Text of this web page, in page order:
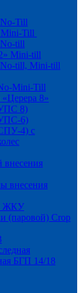
Till
Mini-Till
till
Mini-till
till, Mini-till
Mini-Till
«Церера 8»
8)
6)
4) с
внесения
внесения
ЖКУ
(паровой) Crop
БГП 14/18